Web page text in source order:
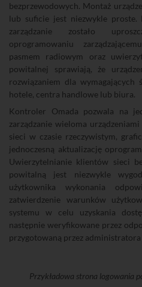
bezprzewodowych. Montaż
lub suficie jest niezwykle
zarządzanie zostało
oprogramowaniu
pasmem radiowym oraz
powitalnej sprawiają, że
rozwiązaniem dla wymagających
hotele, centra handlowe lub biura.
Kontroler Omada pozwala na
zarządzanie wieloma
sieci w czasie rzeczywistym,
jednoczesną aktualizację
Uwierzytelnianie klientów sieci
powitalną jest niezwykle
użytkownika wykonania
zatwierdzenie warunków
systemu w celu uzyskania
następnie weryfikowane przez
przygotowaną przez administratora
Przykładowa strona logowania